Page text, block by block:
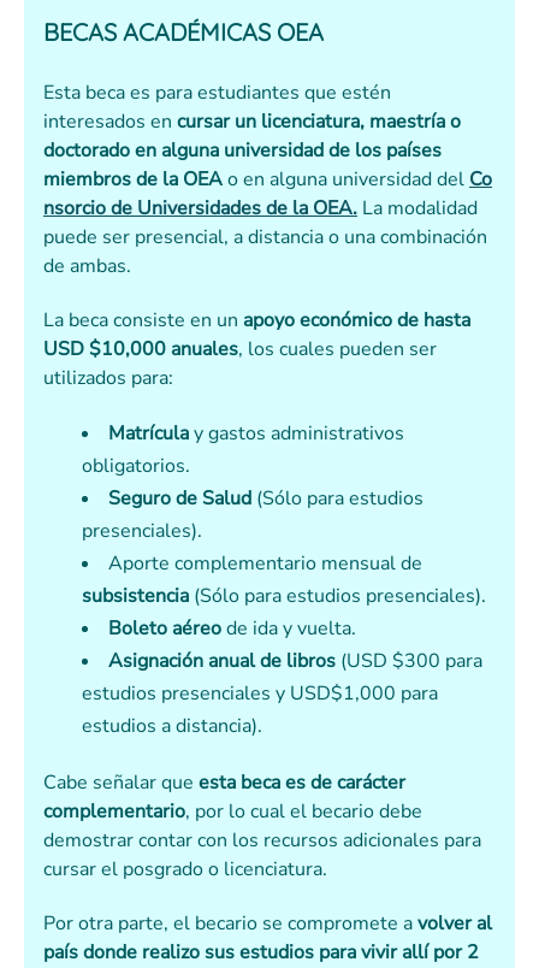
BECAS ACADÉMICAS OEA
Esta beca es para estudiantes que estén
interesados en cursar un licenciatura, maestría o
doctorado en alguna universidad de los países
miembros de la OEAo en alguna universidad del Co
nsorcio de Universidades de la OEA. La modalidad
puede ser presencial, a distancia o una combinación
de ambas.
La beca consiste en un apoyo económico de hasta
USD $10,000 anuales, los cuales pueden ser
utilizados para:
Matrículay gastos administrativos
obligatorios.
Seguro de Salud (Sólo para estudios
presenciales).
Aporte complementario mensual de
subsistencia (Sólo para estudios presenciales).
Boleto aéreode ida y vuelta.
Asignación anual de libros (USD $300 para
estudios presenciales y USD$1,000 para
estudios a distancia).
Cabe señalar que esta beca es de carácter
complementario, por lo cual el becario debe
demostrar contar con los recursos adicionales para
cursar el posgrado o licenciatura.
Por otra parte, el becario se compromete avolver al
país donde realizo sus estudios para vivir allí por 2